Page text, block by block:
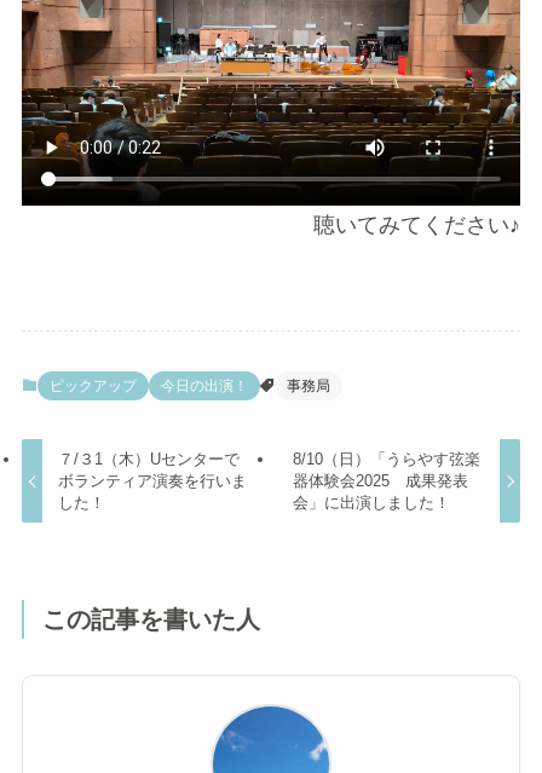
聴いてみてください♪
ピックアップ 今日の出演！ 事務局
７/３1（木）Uセンターで
ボランティア演奏を行いま
した！
8/10（日）「うらやす弦楽
器体験会2025 成果発表
会」に出演しました！
この記事を書いた人